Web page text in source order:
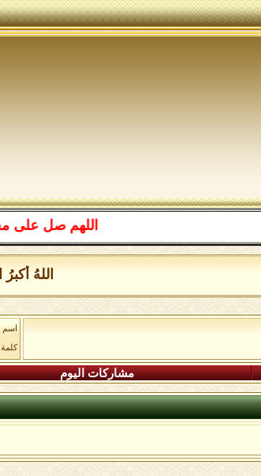
اللهم صل على
اللهُ
اسم
كلمة
مشاركات اليوم